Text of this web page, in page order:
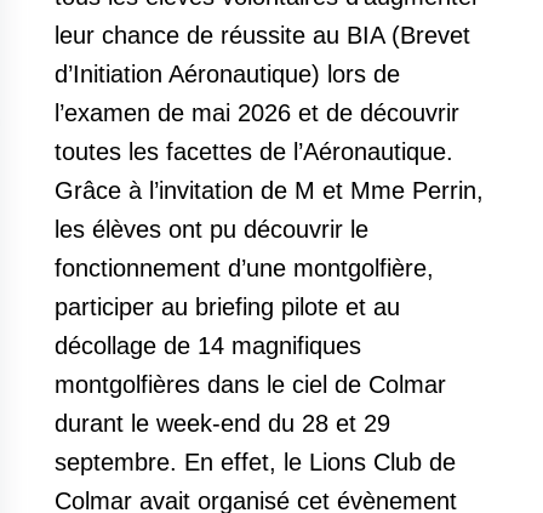
leur chance de réussite au BIA (Brevet
d’Initiation Aéronautique) lors de
l’examen de mai 2026 et de découvrir
toutes les facettes de l’Aéronautique.
Grâce à l’invitation de M et Mme Perrin,
les élèves ont pu découvrir le
fonctionnement d’une montgolfière,
participer au briefing pilote et au
décollage de 14 magnifiques
montgolfières dans le ciel de Colmar
durant le week-end du 28 et 29
septembre. En effet, le Lions Club de
Colmar avait organisé cet évènement